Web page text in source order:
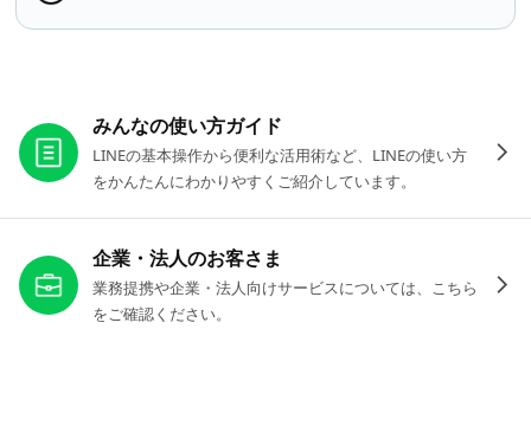
みんなの使い方ガイド
LINEの基本操作から便利な活用術など、LINEの使い方
をかんたんにわかりやすくご紹介しています。
企業・法人のお客さま
業務提携や企業・法人向けサービスについては、こちら
をご確認ください。